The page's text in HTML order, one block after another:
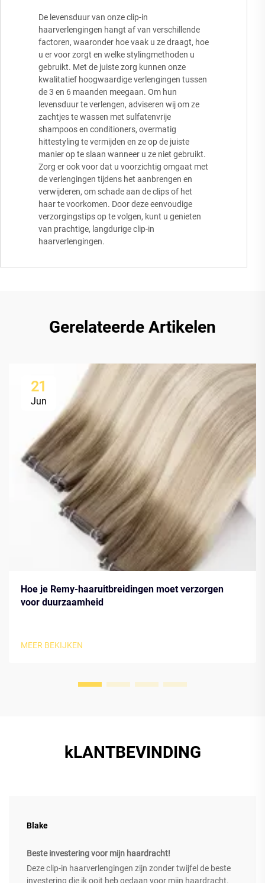
De levensduur van onze clip-in
haarverlengingen hangt af van verschillende
factoren, waaronder hoe vaak u ze draagt, hoe
u er voor zorgt en welke stylingmethoden u
gebruikt. Met de juiste zorg kunnen onze
kwalitatief hoogwaardige verlengingen tussen
de 3 en 6 maanden meegaan. Om hun
levensduur te verlengen, adviseren wij om ze
zachtjes te wassen met sulfatenvrije
shampoos en conditioners, overmatig
hittestyling te vermijden en ze op de juiste
manier op te slaan wanneer u ze niet gebruikt.
Zorg er ook voor dat u voorzichtig omgaat met
de verlengingen tijdens het aanbrengen en
verwijderen, om schade aan de clips of het
haar te voorkomen. Door deze eenvoudige
verzorgingstips op te volgen, kunt u genieten
van prachtige, langdurige clip-in
haarverlengingen.
Gerelateerde Artikelen
21
Jun
Hoe je Remy-haaruitbreidingen moet verzorgen
voor duurzaamheid
MEER BEKIJKEN
kLANTBEVINDING
Blake
Beste investering voor mijn haardracht!
Deze clip-in haarverlengingen zijn zonder twijfel de beste
investering die ik ooit heb gedaan voor mijn haardracht.